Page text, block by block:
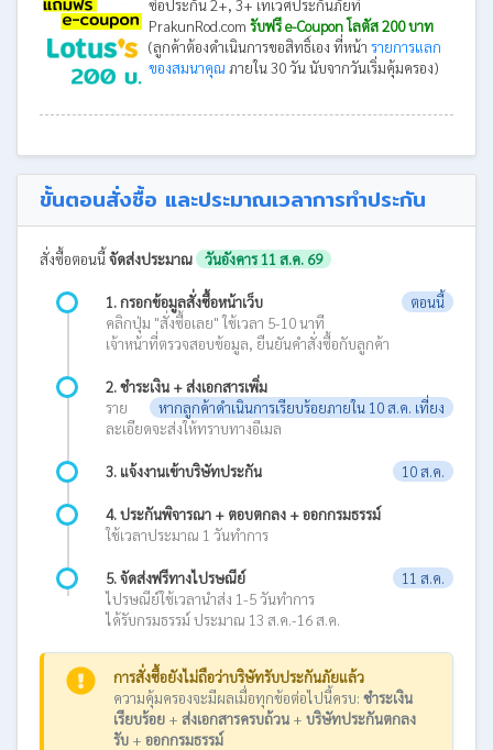
ซื้อประกัน 2+, 3+ เทเวศประกันภัยที่
PrakunRod.com รับฟรี e-Coupon โลตัส 200 บาท
(ลูกค้าต้องดำเนินการขอสิทธิ์เอง ที่หน้า รายการแลก
ของสมนาคุณ ภายใน 30 วัน นับจากวันเริ่มคุ้มครอง)
ขั้นตอนสั่งซื้อ และประมาณเวลาการทำประกัน
สั่งซื้อตอนนี้จัดส่งประมาณ วันอังคาร 11 ส.ค. 69
1. กรอกข้อมูลสั่งซื้อหน้าเว็บ
ตอนนี้
คลิกปุ่ม "สั่งซื้อเลย" ใช้เวลา 5-10 นาที
เจ้าหน้าที่ตรวจสอบข้อมูล, ยืนยันคำสั่งซื้อกับลูกค้า
2. ชำระเงิน + ส่งเอกสารเพิ่ม
หากลูกค้าดำเนินการเรียบร้อยภายใน 10 ส.ค. เที่ยง
ราย
ละเอียดจะส่งให้ทราบทางอีเมล
3. แจ้งงานเข้าบริษัทประกัน 10 ส.ค.
4. ประกันพิจารณา + ตอบตกลง + ออกกรมธรรม์
ใช้เวลาประมาณ 1 วันทำการ
5. จัดส่งฟรีทางไปรษณีย์
11 ส.ค.
ไปรษณีย์ใช้เวลานำส่ง 1-5 วันทำการ
ได้รับกรมธรรม์ ประมาณ 13 ส.ค.-16 ส.ค.
การสั่งซื้อยังไม่ถือว่าบริษัทรับประกันภัยแล้ว
ความคุ้มครองจะมีผลเมื่อทุกข้อต่อไปนี้ครบ: ชำระเงิน
เรียบร้อย+ ส่งเอกสารครบถ้วน+ บริษัทประกันตกลง
รับ+ ออกกรมธรรม์